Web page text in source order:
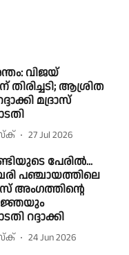
വിജയ്
തിരിച്ചടി; ആശ്രിത
മദ്രാസ്
27 Jul 2026
പേരില്‍...
പഞ്ചായത്തിലെ
അംഗത്തിന്റെ
റദ്ദാക്കി
24 Jun 2026